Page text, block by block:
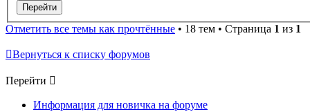
Отметить все темы как прочтённые • 18 тем • Страница 1 из 1
Вернуться к списку форумов
Перейти
Информация для новичка на форуме